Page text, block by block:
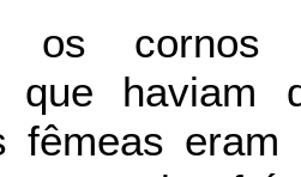
os
que haviam
fêmeas